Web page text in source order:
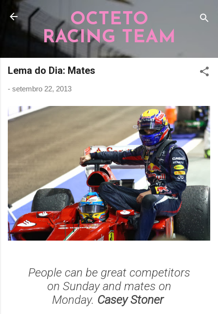
Pular para o conteúdo principal
OCTETO
RACING TEAM
Lema do Dia: Mates
- setembro 22, 2013
People can be great competitors
on Sunday and mates on
Monday. Casey Stoner